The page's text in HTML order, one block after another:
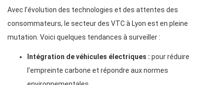
Avec l’évolution des technologies et des attentes des
consommateurs, le secteur des VTC à Lyon est en pleine
mutation. Voici quelques tendances à surveiller :
Intégration de véhicules électriques : pour réduire
l’empreinte carbone et répondre aux normes